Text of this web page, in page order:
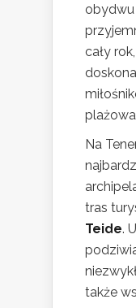
obydwu
cały
Na
tras
Teide.
także